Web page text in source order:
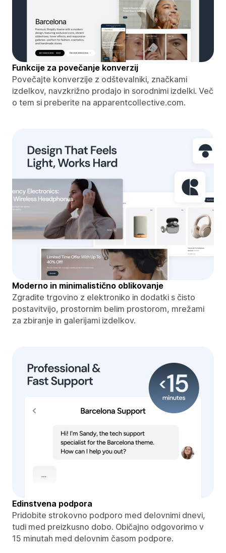
Funkcije za povečanje konverzij
Povečajte konverzije z odštevalniki, značkami
izdelkov, navzkrižno prodajo in sorodnimi izdelki. Več
o tem si preberite na apparentcollective.com.
Moderno in minimalistično oblikovanje
Zgradite trgovino z elektroniko in dodatki s čisto
postavitvijo, prostornim belim prostorom, mrežami
za zbiranje in galerijami izdelkov.
Edinstvena podpora
Pridobite strokovno podporo med delovnimi dnevi,
tudi med preizkusno dobo. Običajno odgovorimo v
15 minutah med delovnim časom podpore.